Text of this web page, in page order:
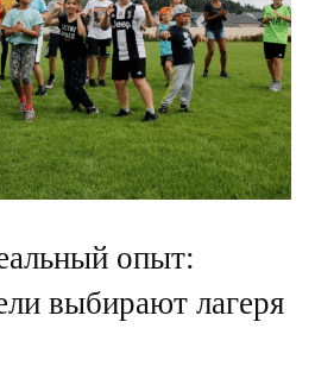
опыт:
выбирают лагеря